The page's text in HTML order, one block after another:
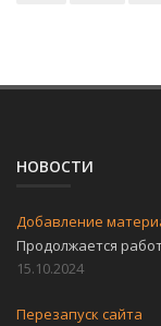
НОВОСТИ
Добавление
Продолжается
15.10.2024
Перезапуск сайта